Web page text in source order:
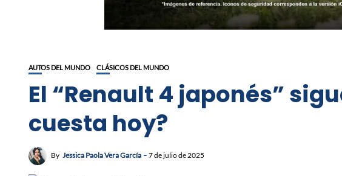
AUTOS DEL MUNDO CLÁSICOS DEL MUNDO
El “Renault 4 japonés”
cuesta hoy?
By Jessica Paola Vera García 7 de julio de 2025